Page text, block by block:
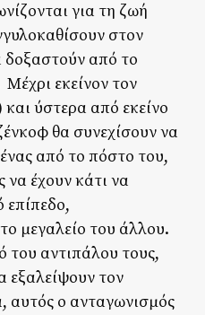
για τη ζωή
στον
δοξαστούν από το
εκείνον τον
ύστερα από εκείνο
θα συνεχίσουν να
από το πόστο του,
έχουν κάτι να
μεγαλείο του άλλου.
του αντιπάλου τους,
εξαλείψουν τον
αυτός ο ανταγωνισμός